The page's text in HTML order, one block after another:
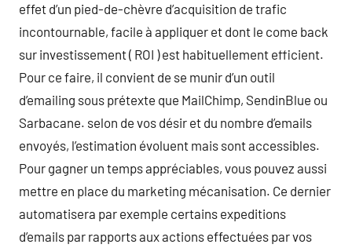
effet d’un pied-de-chèvre d’acquisition de trafic
incontournable, facile à appliquer et dont le come back
sur investissement ( ROI ) est habituellement efficient.
Pour ce faire, il convient de se munir d’un outil
d’emailing sous prétexte que MailChimp, SendinBlue ou
Sarbacane. selon de vos désir et du nombre d’emails
envoyés, l’estimation évoluent mais sont accessibles.
Pour gagner un temps appréciables, vous pouvez aussi
mettre en place du marketing mécanisation. Ce dernier
automatisera par exemple certains expeditions
d’emails par rapports aux actions effectuées par vos